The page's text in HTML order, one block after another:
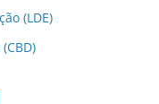
(LDE)